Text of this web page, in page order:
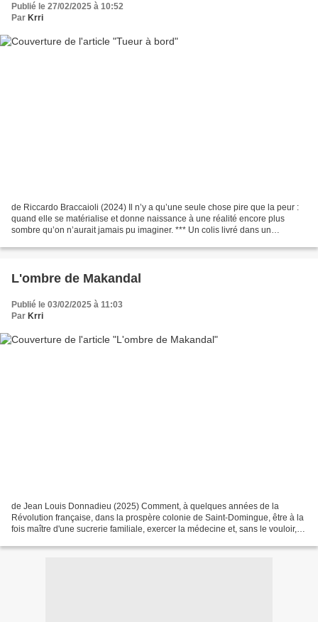
Publié le 27/02/2025 à 10:52
Par Krri
de Riccardo Braccaioli (2024) Il n’y a qu’une seule chose pire que la peur :
quand elle se matérialise et donne naissance à une réalité encore plus
sombre qu’on n’aurait jamais pu imaginer. *** Un colis livré dans un
L'ombre de Makandal
Publié le 03/02/2025 à 11:03
Par Krri
de Jean Louis Donnadieu (2025) Comment, à quelques années de la
Révolution française, dans la prospère colonie de Saint-Domingue, être à la
fois maître d'une sucrerie familiale, exercer la médecine et, sans le vouloir,